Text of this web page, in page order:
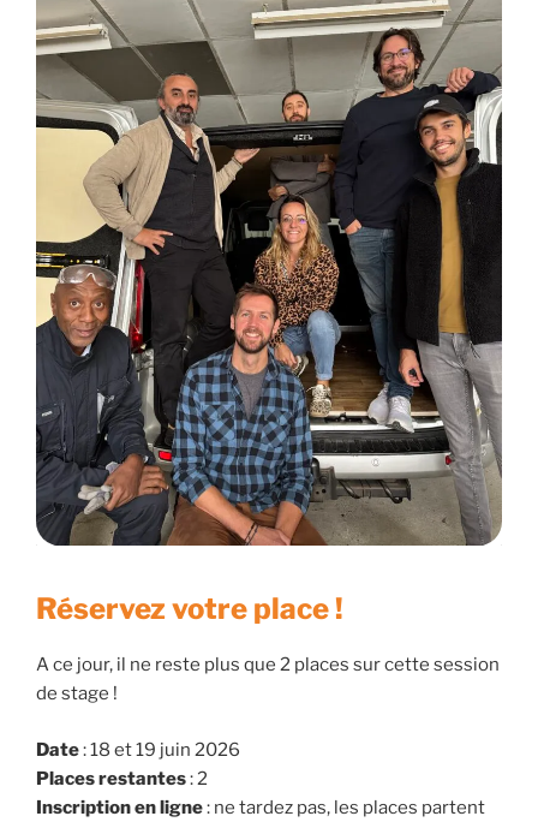
Réservez votre place !
A ce jour, il ne reste plus que 2 places sur cette session
de stage !
Date: 18 et 19 juin 2026
Places restantes: 2
Inscription en ligne: ne tardez pas, les places partent